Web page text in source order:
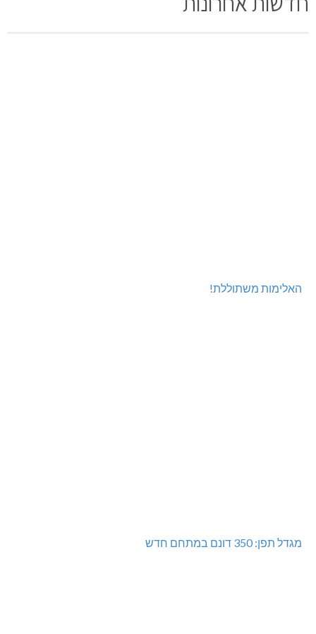
האלימות משתוללת!
מגדל תפן: 350 דונם במתחם חדש